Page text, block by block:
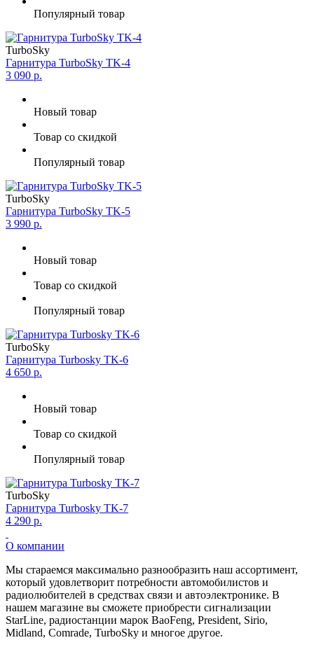
Популярный товар
TurboSky
Гарнитура TurboSky TK-4
3 090 р.
Новый товар
Товар со скидкой
Популярный товар
TurboSky
Гарнитура TurboSky TK-5
3 990 р.
Новый товар
Товар со скидкой
Популярный товар
TurboSky
Гарнитура Turbosky TK-6
4 650 р.
Новый товар
Товар со скидкой
Популярный товар
TurboSky
Гарнитура Turbosky TK-7
4 290 р.
О компании
Мы стараемся максимально разнообразить наш ассортимент,
который удовлетворит потребности автомобилистов и
радиолюбителей в средствах связи и автоэлектронике. В
нашем магазине вы сможете приобрести сигнализации
StarLine, радиостанции марок BaoFeng, President, Sirio,
Midland, Comrade, TurboSky и многое другое.